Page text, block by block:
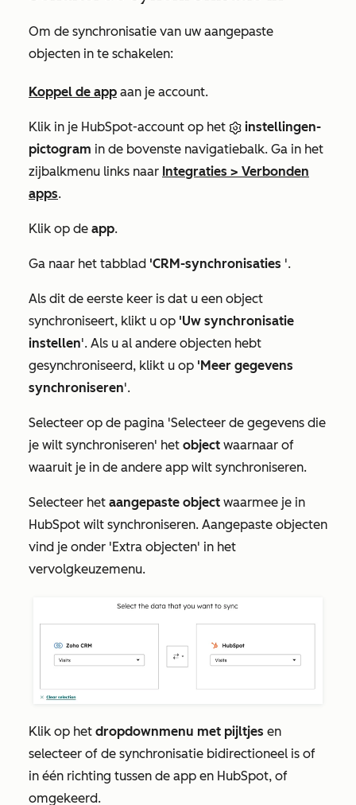
Om de synchronisatie van uw aangepaste
objecten in te schakelen:
Koppel de app aan je account.
Klik in je HubSpot-account op het
instellingen-
pictogram in de bovenste navigatiebalk. Ga in het
zijbalkmenu links naar Integraties > Verbonden
apps.
Klik op de app.
Ga naar het tabblad 'CRM-synchronisaties '.
Als dit de eerste keer is dat u een object
synchroniseert, klikt u op 'Uw synchronisatie
instellen'. Als u al andere objecten hebt
gesynchroniseerd, klikt u op 'Meer gegevens
synchroniseren'.
Selecteer op de pagina 'Selecteer de gegevens die
je wilt synchroniseren' het object waarnaar of
waaruit je in de andere app wilt synchroniseren.
Selecteer het aangepaste object waarmee je in
HubSpot wilt synchroniseren. Aangepaste objecten
vind je onder 'Extra objecten' in het
vervolgkeuzemenu.
Klik op het dropdownmenu met pijltjes en
selecteer of de synchronisatie bidirectioneel is of
in één richting tussen de app en HubSpot, of
omgekeerd.